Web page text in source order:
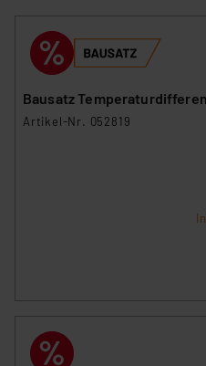
Bausatz
Artikel-Nr. 052819